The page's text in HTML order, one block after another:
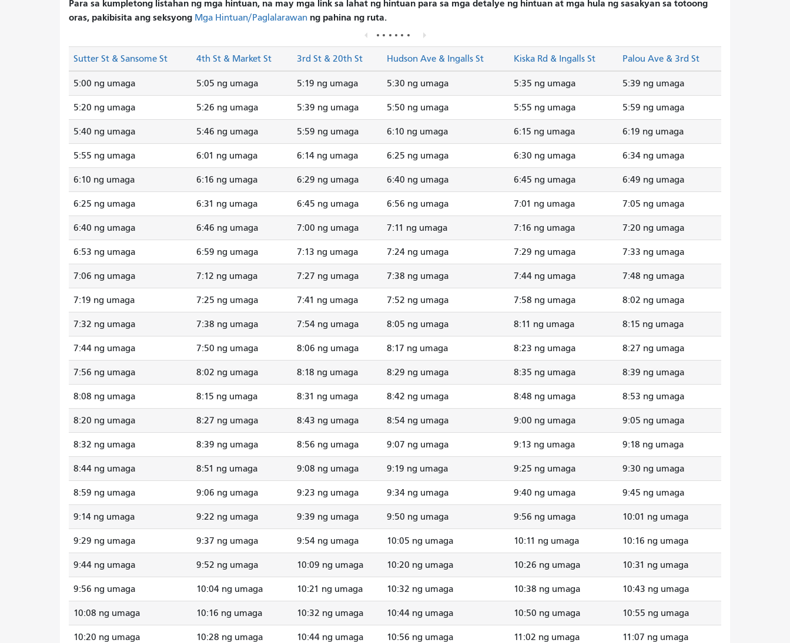
Para sa kumpletong listahan ng mga hintuan, na may mga link sa lahat ng hintuan para sa mga detalye ng hintuan at mga hula ng sasakyan sa totoong
oras, pakibisita ang seksyong Mga Hintuan/Paglalarawan ng pahina ng ruta.
Sutter St & Sansome St 4th St & Market St 3rd St & 20th St Hudson Ave & Ingalls St Kiska Rd & Ingalls St Palou Ave & 3rd St
5:00 ng umaga 5:05 ng umaga 5:19 ng umaga 5:30 ng umaga 5:35 ng umaga 5:39 ng umaga
5:20 ng umaga 5:26 ng umaga 5:39 ng umaga 5:50 ng umaga 5:55 ng umaga 5:59 ng umaga
5:40 ng umaga 5:46 ng umaga 5:59 ng umaga 6:10 ng umaga 6:15 ng umaga 6:19 ng umaga
5:55 ng umaga 6:01 ng umaga 6:14 ng umaga 6:25 ng umaga 6:30 ng umaga 6:34 ng umaga
6:10 ng umaga 6:16 ng umaga 6:29 ng umaga 6:40 ng umaga 6:45 ng umaga 6:49 ng umaga
6:25 ng umaga 6:31 ng umaga 6:45 ng umaga 6:56 ng umaga 7:01 ng umaga 7:05 ng umaga
6:40 ng umaga 6:46 ng umaga 7:00 ng umaga 7:11 ng umaga 7:16 ng umaga 7:20 ng umaga
6:53 ng umaga 6:59 ng umaga 7:13 ng umaga 7:24 ng umaga 7:29 ng umaga 7:33 ng umaga
7:06 ng umaga 7:12 ng umaga 7:27 ng umaga 7:38 ng umaga 7:44 ng umaga 7:48 ng umaga
7:19 ng umaga 7:25 ng umaga 7:41 ng umaga 7:52 ng umaga 7:58 ng umaga 8:02 ng umaga
7:32 ng umaga 7:38 ng umaga 7:54 ng umaga 8:05 ng umaga 8:11 ng umaga 8:15 ng umaga
7:44 ng umaga 7:50 ng umaga 8:06 ng umaga 8:17 ng umaga 8:23 ng umaga 8:27 ng umaga
7:56 ng umaga 8:02 ng umaga 8:18 ng umaga 8:29 ng umaga 8:35 ng umaga 8:39 ng umaga
8:08 ng umaga 8:15 ng umaga 8:31 ng umaga 8:42 ng umaga 8:48 ng umaga 8:53 ng umaga
8:20 ng umaga 8:27 ng umaga 8:43 ng umaga 8:54 ng umaga 9:00 ng umaga 9:05 ng umaga
8:32 ng umaga 8:39 ng umaga 8:56 ng umaga 9:07 ng umaga 9:13 ng umaga 9:18 ng umaga
8:44 ng umaga 8:51 ng umaga 9:08 ng umaga 9:19 ng umaga 9:25 ng umaga 9:30 ng umaga
8:59 ng umaga 9:06 ng umaga 9:23 ng umaga 9:34 ng umaga 9:40 ng umaga 9:45 ng umaga
9:14 ng umaga 9:22 ng umaga 9:39 ng umaga 9:50 ng umaga 9:56 ng umaga 10:01 ng umaga
9:29 ng umaga 9:37 ng umaga 9:54 ng umaga 10:05 ng umaga 10:11 ng umaga 10:16 ng umaga
9:44 ng umaga 9:52 ng umaga 10:09 ng umaga 10:20 ng umaga 10:26 ng umaga 10:31 ng umaga
9:56 ng umaga 10:04 ng umaga 10:21 ng umaga 10:32 ng umaga 10:38 ng umaga 10:43 ng umaga
10:08 ng umaga 10:16 ng umaga 10:32 ng umaga 10:44 ng umaga 10:50 ng umaga 10:55 ng umaga
10:20 ng umaga 10:28 ng umaga 10:44 ng umaga 10:56 ng umaga 11:02 ng umaga 11:07 ng umaga